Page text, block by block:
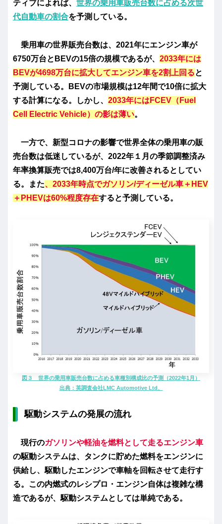
ティブによれば、 世界の乗用車販売台数に占める次世
代自動車の割合を予測している。
乗用車の世界販売台数は、2021年にエンジン車が
6750万台とBEVの15倍の規模であるが、 2033年には
BEVが4698万台に拡大してエンジン車を2割上回ると
予測している。BEVの市場規模は12年間で10倍に拡大
する計算になる。しかし、 2033年にはFCEV（Fuel
Cell Electric Vehicle）の影は薄い。
一方で、新型コロナの影響で世界全体の乗用車の販
売台数は低迷しているが、2022年１月の季節調整済み
年率換算販売では8,400万台/年に改善されるとしてい
る。また、2033年時点でガソリン/ディーゼル車＋HEV
＋PHEVは60%程度存在すると予測している。
図３ 世界の乗用車販売台数に占める車種別構成比の予測（2022年1月）
出典：英調査会社LMC Automotive Ltd、
駆動システムの発展の流れ
現行のガソリンや軽油を燃料として走るエンジン車
の駆動システムは、タンクに貯めた燃料をエンジンに
供給し、駆動したエンジンで車軸を回転させて走行す
る。この内燃式のレシプロ・エンジン自体は複雑な構
造であるが、駆動システムとしては単純である。